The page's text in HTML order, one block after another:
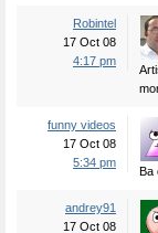
Robintel
17 Oct 08
4:17 pm
funny videos
17 Oct 08
5:34 pm
Ba
andrey91
17 Oct 08